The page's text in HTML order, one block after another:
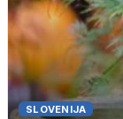
SLOVENIJA